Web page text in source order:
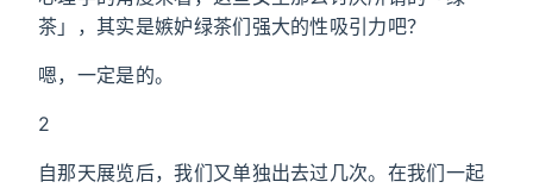
茶」，其实是嫉妒绿茶们强大的性吸引力吧？
嗯，一定是的。
2
自那天展览后，我们又单独出去过几次。在我们一起